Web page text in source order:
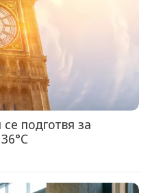
подготвя за